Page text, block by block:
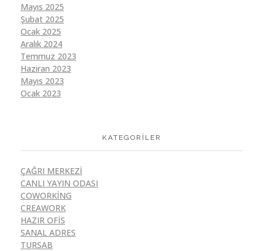
Mayıs 2025
Şubat 2025
Ocak 2025
Aralık 2024
Temmuz 2023
Haziran 2023
Mayıs 2023
Ocak 2023
KATEGORILER
ÇAĞRI MERKEZI
CANLI YAYIN ODASI
COWORKING
CREAWORK
HAZIR OFIS
SANAL ADRES
TURSAB